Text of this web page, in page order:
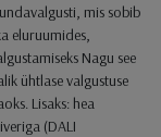
mis sobib
eluruumides,
Nagu see
ühtlase valgustuse
Lisaks: hea
(DALI